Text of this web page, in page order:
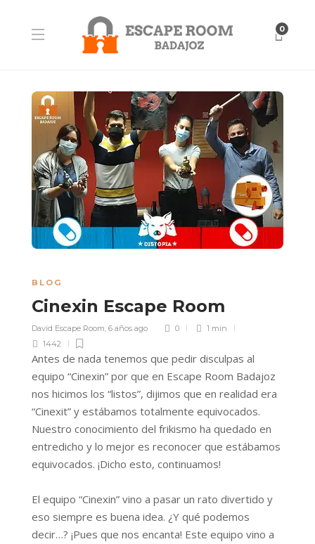
0
BLOG
Cinexin Escape Room
David Escape Room, 6 años ago 0
1 min
1442
Antes de nada tenemos que pedir disculpas al
equipo “Cinexin” por que en Escape Room Badajoz
nos hicimos los “listos”, dijimos que en realidad era
“Cinexit” y estábamos totalmente equivocados.
Nuestro conocimiento del frikismo ha quedado en
entredicho y lo mejor es reconocer que estábamos
equivocados. ¡Dicho esto, continuamos!
El equipo “Cinexin” vino a pasar un rato divertido y
eso siempre es buena idea. ¿Y qué podemos
decir…? ¡Pues que nos encanta! Este equipo vino a